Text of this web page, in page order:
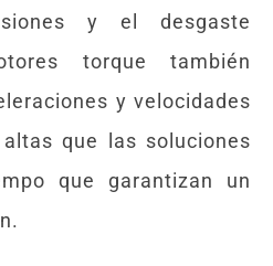
y el desgaste
torque también
y velocidades
que las soluciones
que garantizan un